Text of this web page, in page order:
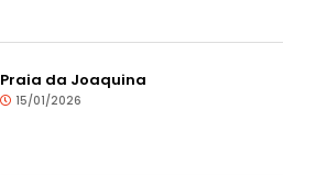
Praia da Joaquina
15/01/2026